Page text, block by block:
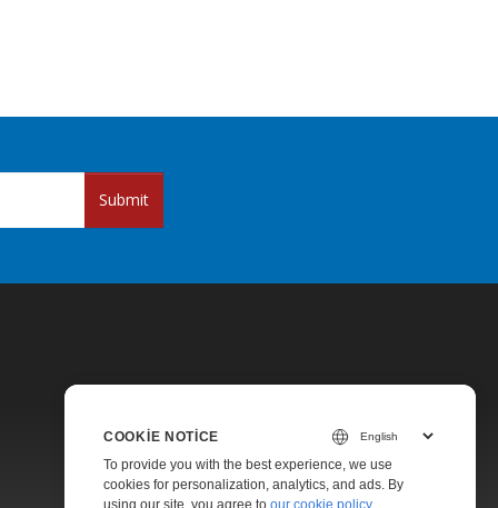
Submit
Pricing
Paid Support
COOKIE NOTICE
To provide you with the best experience, we use
cookies for personalization, analytics, and ads. By
using our site, you agree to our cookie policy.